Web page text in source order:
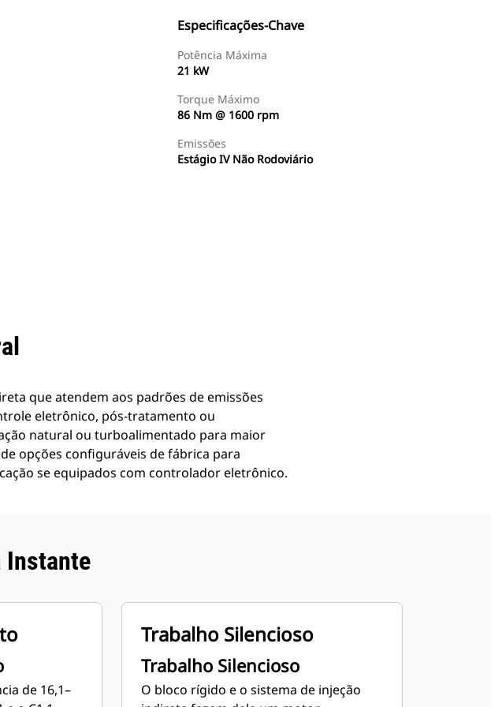
Especificações-Chave
Potência Máxima
21 kW
Torque Máximo
86 Nm @ 1600 rpm
Emissões
Estágio IV Não Rodoviário
que atendem aos padrões de emissões
eletrônico, pós-tratamento ou
natural ou turboalimentado para maior
opções configuráveis de fábrica para
se equipados com controlador eletrônico.
Instante
de 16,1–
Trabalho Silencioso
Trabalho Silencioso
O bloco rígido e o sistema de injeção